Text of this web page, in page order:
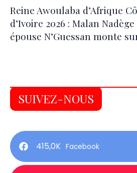
Reine Awoulaba d’Afrique
d’Ivoire 2026 : Malan Nadège
épouse N’Guessan monte
SUIVEZ-NOUS
415,0K Facebook